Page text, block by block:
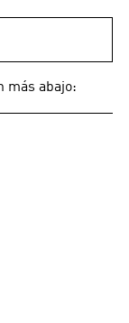
más abajo: